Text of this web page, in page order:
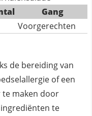
Gang
Voorgerechten
de bereiding van
of een
te maken door
te